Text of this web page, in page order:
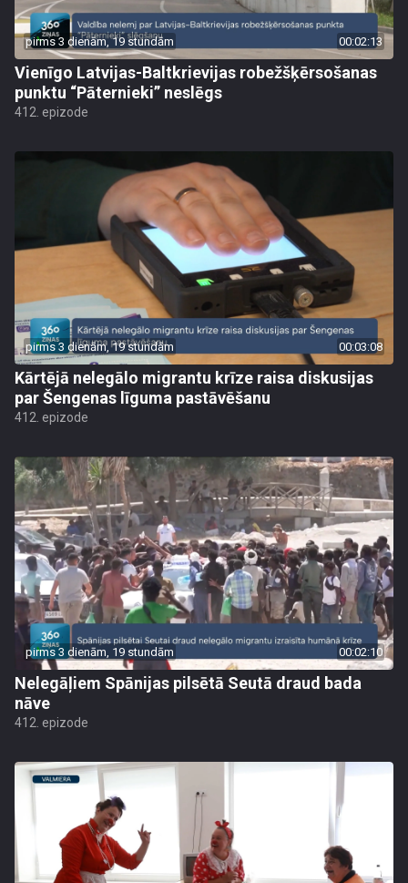
pirms 3 dienām, 19 stundām 00:02:13
Vienīgo Latvijas-Baltkrievijas robežšķērsošanas
punktu “Pāternieki” neslēgs
412. epizode
pirms 3 dienām, 19 stundām 00:03:08
Kārtējā nelegālo migrantu krīze raisa diskusijas
par Šengenas līguma pastāvēšanu
412. epizode
pirms 3 dienām, 19 stundām 00:02:10
Nelegāļiem Spānijas pilsētā Seutā draud bada
nāve
412. epizode